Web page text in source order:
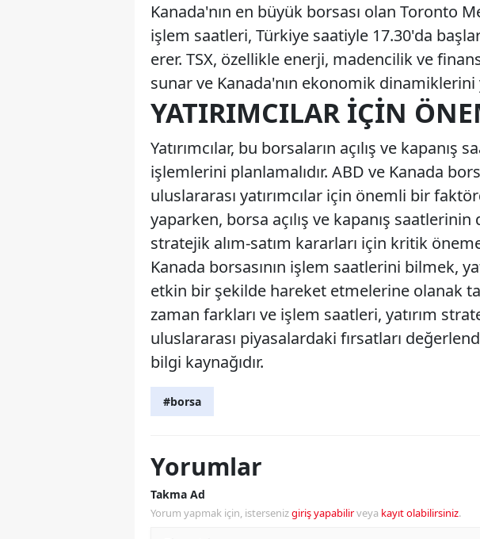
Kanada'nın en büyük borsası olan Toronto
işlem saatleri, Türkiye saatiyle 17.30'da
erer. TSX, özellikle enerji, madencilik ve
sunar ve Kanada'nın ekonomik dinamiklerini
YATIRIMCILAR İÇIN
Yatırımcılar, bu borsaların açılış ve
işlemlerini planlamalıdır. ABD ve Kanada
uluslararası yatırımcılar için önemli bir
yaparken, borsa açılış ve kapanış
stratejik alım-satım kararları için kritik
Kanada borsasının işlem saatlerini bilmek,
etkin bir şekilde hareket etmelerine olanak
zaman farkları ve işlem saatleri, yatırım
uluslararası piyasalardaki fırsatları
bilgi kaynağıdır.
#borsa
Yorumlar
Takma Ad
Yorum yapmak için, istersenizgiriş yapabilirveya kayıt olabilirsiniz.